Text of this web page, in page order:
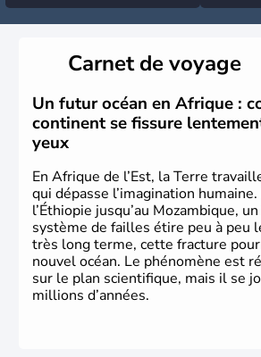
Carnet de voyage
Un futur océan en Afrique :
continent se fissure
yeux
En Afrique de l’Est, la Terre
qui dépasse l’imagination
l’Éthiopie jusqu’au Mozambique,
système de failles étire peu à peu
très long terme, cette fracture
nouvel océan. Le phénomène est
sur le plan scientifique, mais il se
millions d’années.